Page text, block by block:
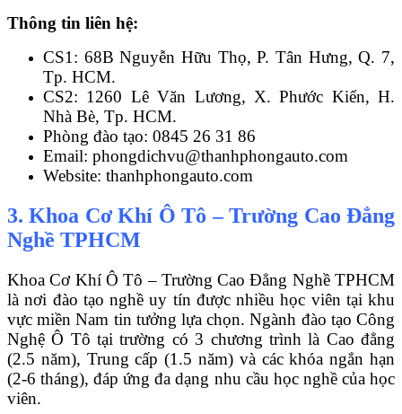
Thông tin liên hệ:
CS1: 68B Nguyễn Hữu Thọ, P. Tân Hưng, Q. 7,
Tp. HCM.
CS2: 1260 Lê Văn Lương, X. Phước Kiển, H.
Nhà Bè, Tp. HCM.
Phòng đào tạo: 0845 26 31 86
Email: phongdichvu@thanhphongauto.com
Website: thanhphongauto.com
3. Khoa Cơ Khí Ô Tô – Trường Cao Đẳng
Nghề TPHCM
Khoa Cơ Khí Ô Tô – Trường Cao Đẳng Nghề TPHCM
là nơi đào tạo nghề uy tín được nhiều học viên tại khu
vực miền Nam tin tưởng lựa chọn. Ngành đào tạo Công
Nghệ Ô Tô tại trường có 3 chương trình là Cao đẳng
(2.5 năm), Trung cấp (1.5 năm) và các khóa ngắn hạn
(2-6 tháng), đáp ứng đa dạng nhu cầu học nghề của học
viên.